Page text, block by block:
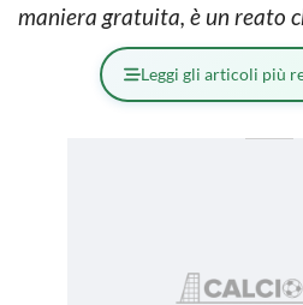
maniera gratuita, è un reato
Leggi gli articoli più